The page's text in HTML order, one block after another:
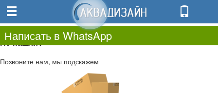
0.00
0
Не нашли?
Позвоните нам, мы подскажем
Написать в WhatsApp